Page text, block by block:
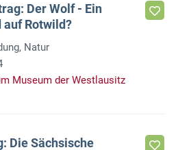
Der Wolf - Ein
Rotwild?
Natur
Museum der Westlausitz
Die Sächsische